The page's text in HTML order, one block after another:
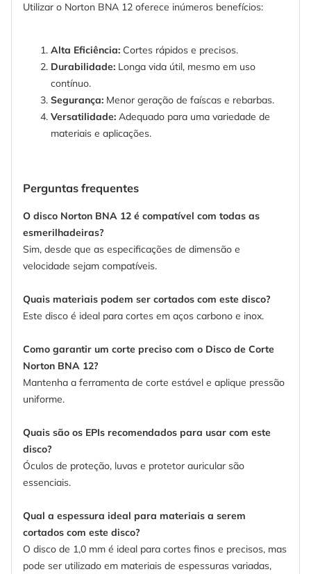
Utilizar o Norton BNA 12 oferece inúmeros benefícios:
Alta Eficiência: Cortes rápidos e precisos.
Durabilidade: Longa vida útil, mesmo em uso
contínuo.
Segurança: Menor geração de faíscas e rebarbas.
Versatilidade: Adequado para uma variedade de
materiais e aplicações.
Perguntas frequentes
O disco Norton BNA 12 é compatível com todas as
esmerilhadeiras?
Sim, desde que as especificações de dimensão e
velocidade sejam compatíveis.
Quais materiais podem ser cortados com este disco?
Este disco é ideal para cortes em aços carbono e inox.
Como garantir um corte preciso com o Disco de Corte
Norton BNA 12?
Mantenha a ferramenta de corte estável e aplique pressão
uniforme.
Quais são os EPIs recomendados para usar com este
disco?
Óculos de proteção, luvas e protetor auricular são
essenciais.
Qual a espessura ideal para materiais a serem
cortados com este disco?
O disco de 1,0 mm é ideal para cortes finos e precisos, mas
pode ser utilizado em materiais de espessuras variadas,